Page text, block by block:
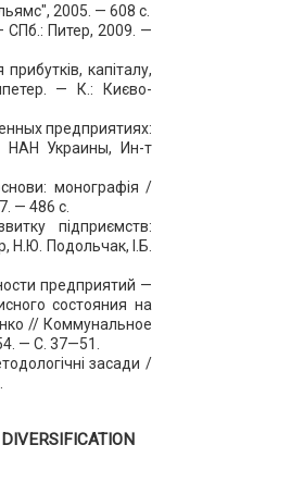
2005. — 608 с.
Питер, 2009. —
капіталу,
— К.: Києво-
предприятиях:
НАН Украины, Ин-т
монографія /
— 486 с.
підприємств:
Н.Ю. Подольчак, І.Б.
предприятий —
состояния на
// Коммунальное
— С. 37—51.
засади /